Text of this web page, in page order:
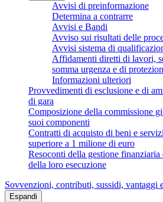
Avvisi di preinformazione
Determina a contrarre
Avvisi e Bandi
Avviso sui risultati delle
Avvisi sistema di
Affidamenti diretti di lavori,
somma urgenza e di
Informazioni ulteriori
Provvedimenti di esclusione e di
di gara
Composizione della commissione
suoi componenti
Contratti di acquisto di beni e
superiore a 1 milione di euro
Resoconti della gestione
della loro esecuzione
Sovvenzioni, contributi, sussidi, vantaggi
Espandi